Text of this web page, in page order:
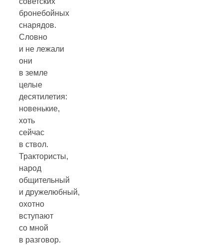
бронебойных
снарядов.
Словно
и не лежали
они
в земле
целые
десятилетия:
новенькие,
хоть
сейчас
в ствол.
Трактористы,
народ
общительный
и дружелюбный,
охотно
вступают
со мной
в разговор.